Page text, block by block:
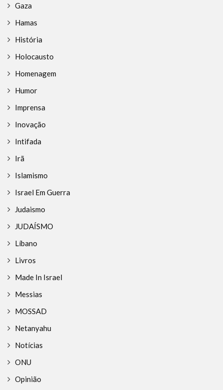
Gaza
Hamas
História
Holocausto
Homenagem
Humor
Imprensa
Inovação
Intifada
Irã
Islamismo
Israel Em Guerra
Judaismo
JUDAÍSMO
Líbano
Livros
Made In Israel
Messias
MOSSAD
Netanyahu
Notícias
ONU
Opinião